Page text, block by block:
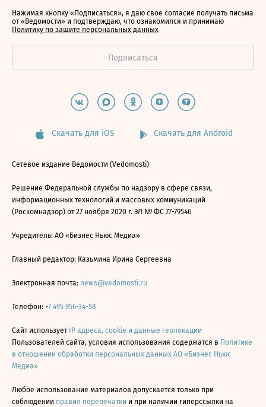
Нажимая кнопку «Подписаться», я даю свое согласие получать письма
от «Ведомости» и подтверждаю, что ознакомился и принимаю
Политику по защите персональных данных
Скачать для iOS Скачать для Android
Сетевое издание Ведомости (Vedomosti)
Решение Федеральной службы по надзору в сфере связи,
информационных технологий и массовых коммуникаций
(Роскомнадзор) от 27 ноября 2020 г. ЭЛ № ФС 77-79546
Учредитель: АО «Бизнес Ньюс Медиа»
Главный редактор: Казьмина Ирина Сергеевна
Электронная почта: news@vedomosti.ru
Телефон: +7 495 956-34-58
Сайт использует IP адреса, cookie и данные геолокации
Пользователей сайта, условия использования содержатся в Политике
в отношении обработки персональных данных АО «Бизнес Ньюс
Медиа»
Любое использование материалов допускается только при
соблюдении правил перепечатки и при наличии гиперссылки на